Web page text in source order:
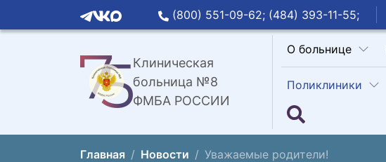
(800) 551-09-62; (484) 393-11-55;
Клиническая
больница №8
ФМБА РОССИИ
О больнице
Поликлиники
Главная Новости Уважаемые родители!